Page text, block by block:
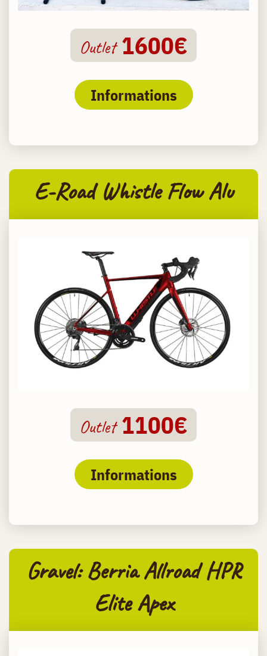
Outlet 1600€
Informations
E-Road Whistle Flow Alu
Outlet 1100€
Informations
Gravel: Berria Allroad HPR
Elite Apex